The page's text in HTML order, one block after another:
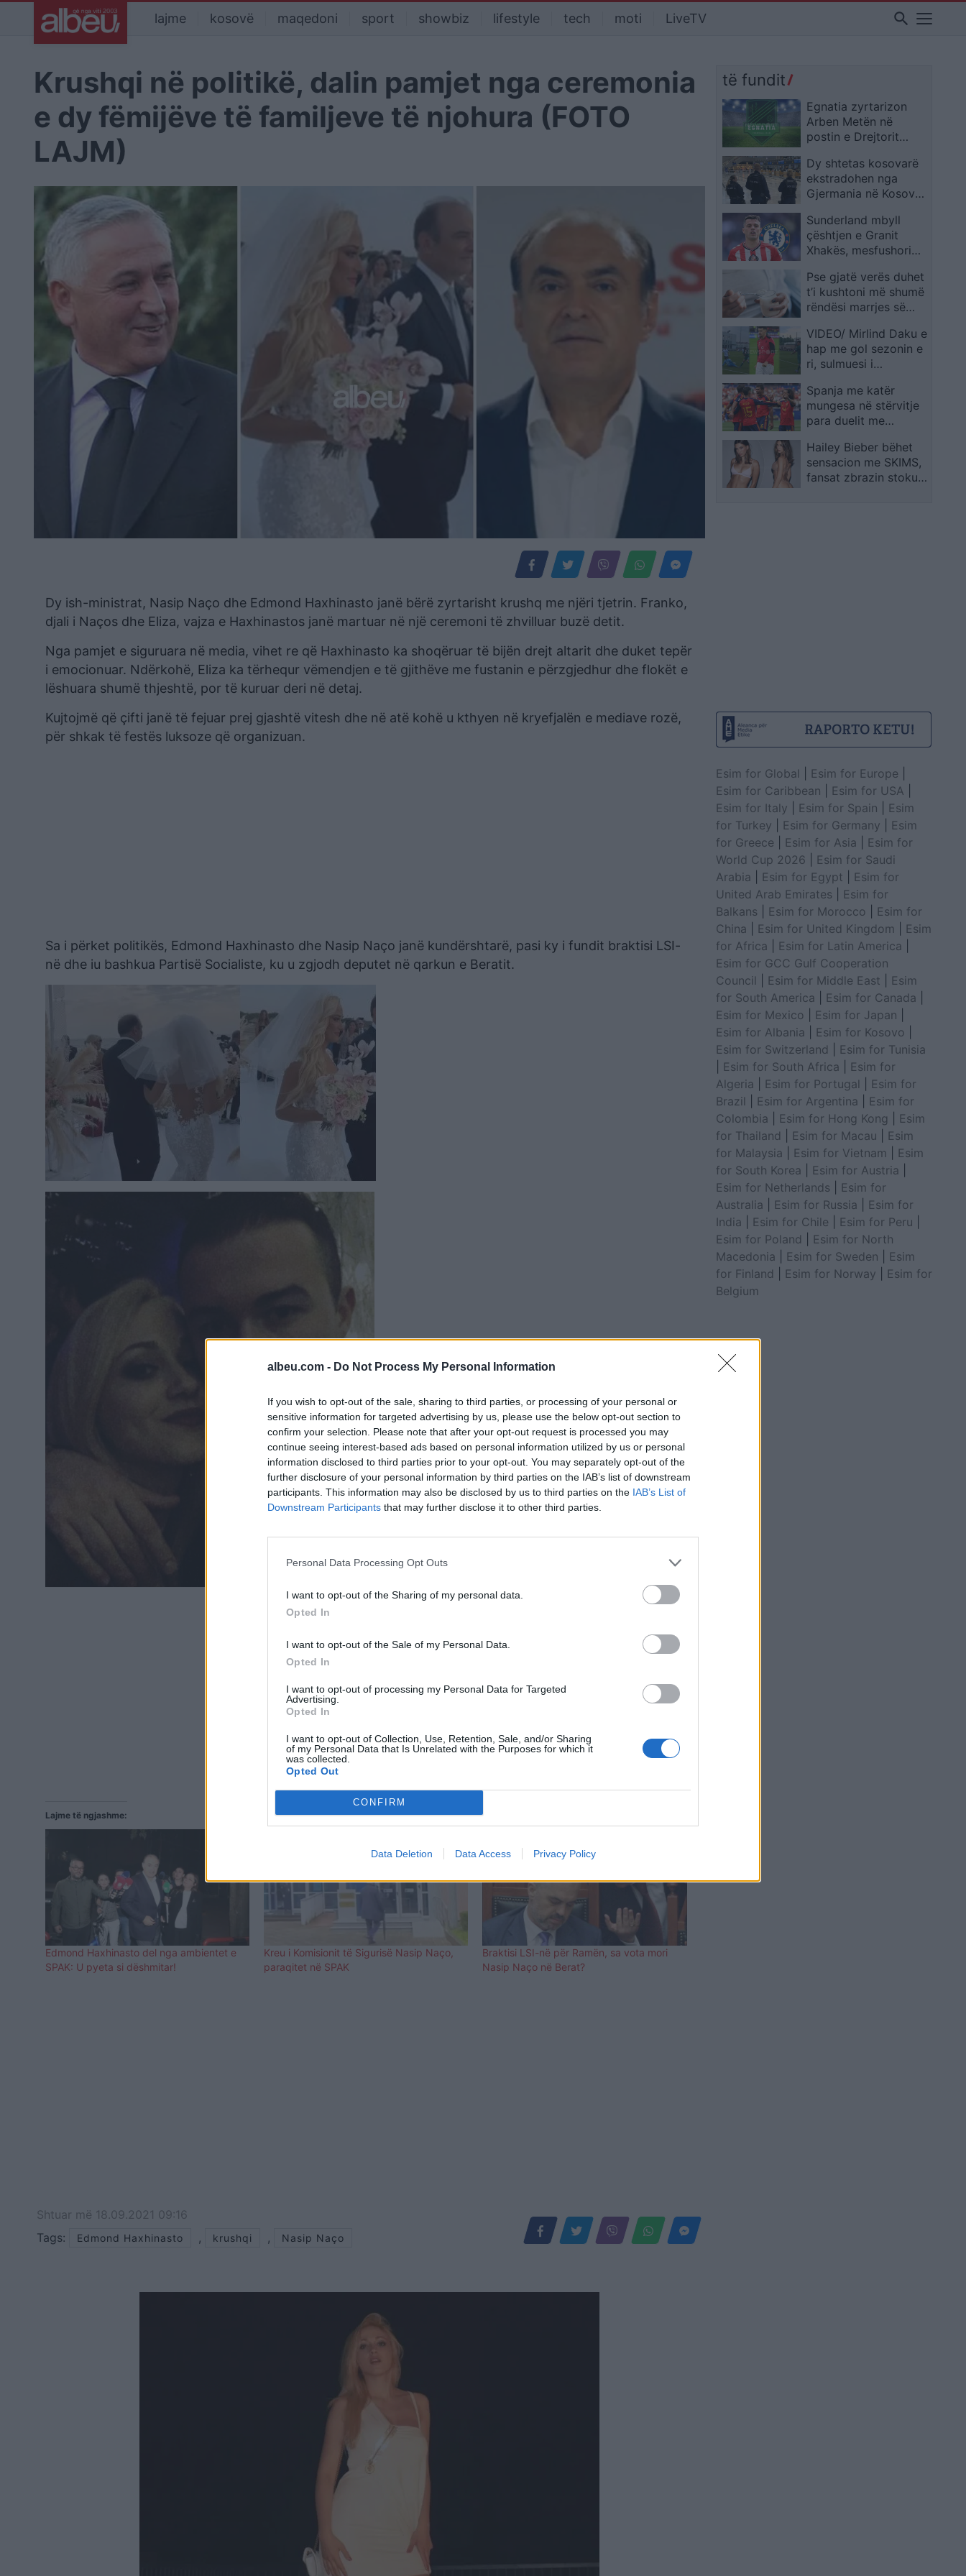
albeu.com - Do Not Process My Personal Information
If you wish to opt-out of the sale, sharing to third parties, or processing of your personal or
sensitive information for targeted advertising by us, please use the below opt-out section to
confirm your selection. Please note that after your opt-out request is processed you may
continue seeing interest-based ads based on personal information utilized by us or personal
information disclosed to third parties prior to your opt-out. You may separately opt-out of the
further disclosure of your personal information by third parties on the IAB’s list of downstream
participants. This information may also be disclosed by us to third parties on the IAB’s List of
Downstream Participants that may further disclose it to other third parties.
Personal Data Processing Opt Outs
I want to opt-out of the Sharing of my personal data.
Opted In
I want to opt-out of the Sale of my Personal Data.
Opted In
I want to opt-out of processing my Personal Data for Targeted
Advertising.
Opted In
I want to opt-out of Collection, Use, Retention, Sale, and/or Sharing
of my Personal Data that Is Unrelated with the Purposes for which it
was collected.
Opted Out
CONFIRM
Data Deletion Data Access Privacy Policy
lajme kosovë maqedoni sport showbiz lifestyle tech moti LiveTV search
Krushqi në politikë, dalin pamjet nga ceremonia
e dy fëmijëve të familjeve të njohura (FOTO
LAJM)
Dy ish-ministrat, Nasip Naço dhe Edmond Haxhinasto janë bërë zyrtarisht krushq me njëri tjetrin. Franko,
djali i Naços dhe Eliza, vajza e Haxhinastos janë martuar në një ceremoni të zhvilluar buzë detit.
Nga pamjet e siguruara në media, vihet re që Haxhinasto ka shoqëruar të bijën drejt altarit dhe duket tepër
i emocionuar. Ndërkohë, Eliza ka tërhequr vëmendjen e të gjithëve me fustanin e përzgjedhur dhe flokët e
lëshuara shumë thjeshtë, por të kuruar deri në detaj.
Kujtojmë që çifti janë të fejuar prej gjashtë vitesh dhe në atë kohë u kthyen në kryefjalën e mediave rozë,
për shkak të festës luksoze që organizuan.
Sa i përket politikës, Edmond Haxhinasto dhe Nasip Naço janë kundërshtarë, pasi ky i fundit braktisi LSI-
në dhe iu bashkua Partisë Socialiste, ku u zgjodh deputet në qarkun e Beratit.
Lajme të ngjashme:
Edmond Haxhinasto del nga ambientet e
SPAK: U pyeta si dëshmitar!
Kreu i Komisionit të Sigurisë Nasip Naço,
paraqitet në SPAK
Braktisi LSI-në për Ramën, sa vota mori
Nasip Naço në Berat?
Shtuar më 18.09.2021 09:16
Tags:
Edmond Haxhinasto , krushqi , Nasip Naço
të fundit
Egnatia zyrtarizon
Arben Metën në
postin e Drejtorit
Dy shtetas kosovarë
ekstradohen nga
Gjermania në Kosovë
ndërkombëtar
Sunderland mbyll
çështjen e Granit
Xhakës, mesfushori
verë
Pse gjatë verës duhet
t’i kushtoni më shumë
rëndësi marrjes së
VIDEO/ Mirlind Daku e
hap me gol sezonin e
ri, sulmuesi i
të forta për Rolando
Maran
Spanja me katër
mungesa në stërvitje
para duelit me
Hailey Bieber bëhet
sensacion me SKIMS,
fansat zbrazin stokun
Esim for Global Esim for Europe
Esim for Caribbean
Esim for USA
Esim for Italy
Esim for Spain
Esim
for Turkey
Esim for Germany
Esim
for Greece
Esim for Asia
Esim for
World Cup 2026
Esim for Saudi
Arabia
Esim for Egypt
Esim for
United Arab Emirates
Esim for
Balkans
Esim for Morocco
Esim for
China
Esim for United Kingdom
Esim
for Africa
Esim for Latin America
Esim for GCC Gulf Cooperation
Council
Esim for Middle East
Esim
for South America
Esim for Canada
Esim for Mexico
Esim for Japan
Esim for Albania
Esim for Kosovo
Esim for Switzerland
Esim for Tunisia
Esim for South Africa
Esim for
Algeria
Esim for Portugal
Esim for
Brazil
Esim for Argentina
Esim for
Colombia
Esim for Hong Kong
Esim
for Thailand
Esim for Macau
Esim
for Malaysia
Esim for Vietnam
Esim
for South Korea
Esim for Austria
Esim for Netherlands
Esim for
Australia
Esim for Russia
Esim for
India
Esim for Chile Esim for Peru
Esim for Poland
Esim for North
Macedonia
Esim for Sweden
Esim
for Finland
Esim for Norway
Esim for
Belgium